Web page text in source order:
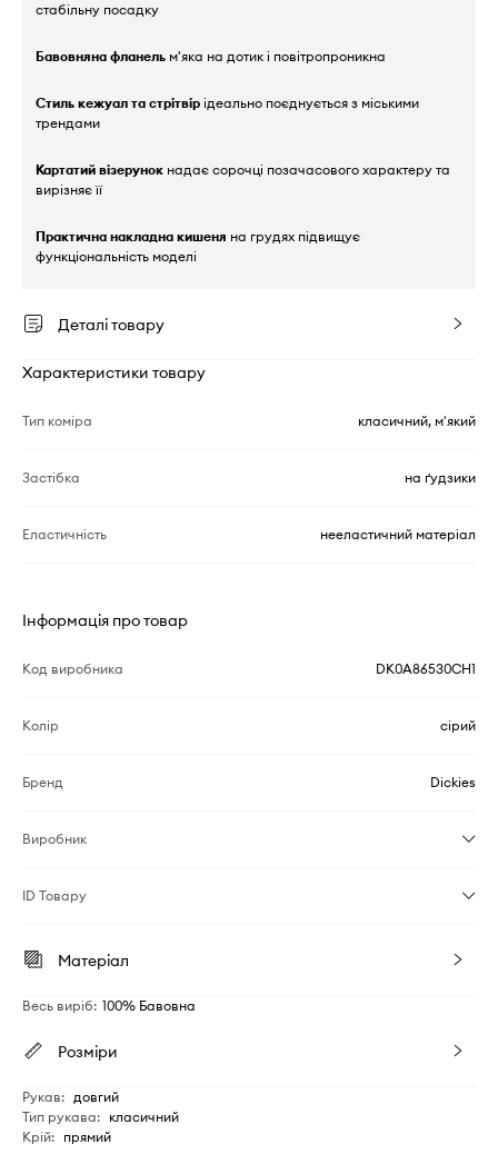
стабільну посадку
Бавовняна фланель м'яка на дотик і повітропроникна
Стиль кежуал та стрітвір ідеально поєднується з міськими
трендами
Картатий візерунок надає сорочці позачасового характеру та
вирізняє її
Практична накладна кишеня на грудях підвищує
функціональність моделі
Деталі товару
Характеристики товару
Тип коміра класичний, м'який
Застібка на ґудзики
Еластичність нееластичний матеріал
Інформація про товар
Код виробника DK0A86530CH1
Колір сірий
Бренд Dickies
Виробник
ID Товару
Матеріал
Весь виріб: 100% Бавовна
Розміри
Рукав: довгий
Тип рукава: класичний
Крій: прямий